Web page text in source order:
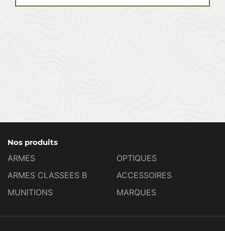
Nos produits
ARMES
ARMES CLASSEES B
MUNITIONS
OPTIQUES
ACCESSOIRES
MARQUES